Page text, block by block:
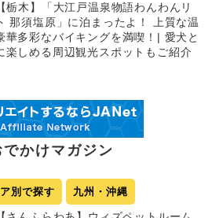
栃木】「大江戸温泉物語わんわんリ
那須塩原」に泊まったよ！ 上質な温
華多彩なバイキングを満喫！| 愛犬と
楽しめる周辺観光スポットもご紹介
かけマガジン
別で探す 九州・沖縄